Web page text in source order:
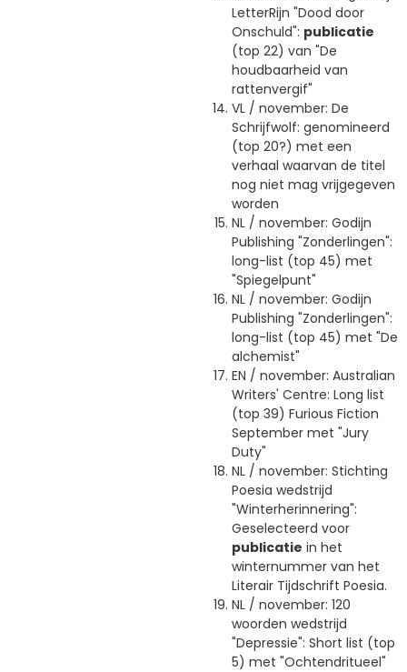
LetterRijn "Dood door
Onschuld": publicatie
(top 22) van "De
houdbaarheid van
rattenvergif"
VL / november: De
Schrijfwolf: genomineerd
(top 20?) met een
verhaal waarvan de titel
nog niet mag vrijgegeven
worden
NL / november: Godijn
Publishing "Zonderlingen":
long-list (top 45) met
"Spiegelpunt"
NL / november: Godijn
Publishing "Zonderlingen":
long-list (top 45) met "De
alchemist"
EN / november: Australian
Writers' Centre: Long list
(top 39) Furious Fiction
September met "Jury
Duty"
NL / november: Stichting
Poesia wedstrijd
"Winterherinnering":
Geselecteerd voor
publicatie in het
winternummer van het
Literair Tijdschrift Poesia.
NL / november: 120
woorden wedstrijd
"Depressie": Short list (top
5) met "Ochtendritueel"